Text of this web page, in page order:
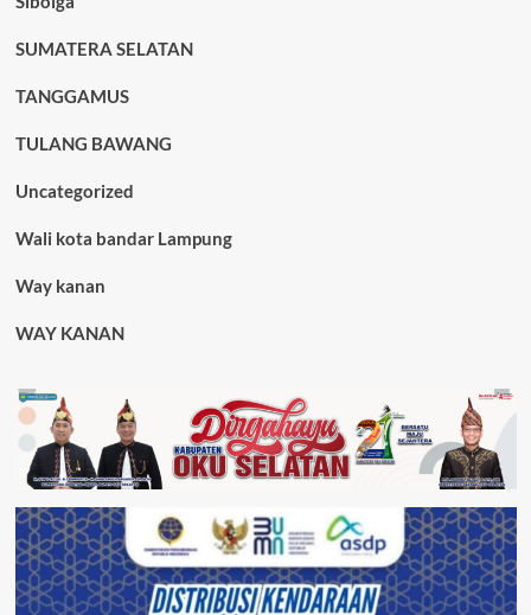
SUMATERA SELATAN
TANGGAMUS
TULANG BAWANG
Uncategorized
Wali kota bandar Lampung
Way kanan
WAY KANAN